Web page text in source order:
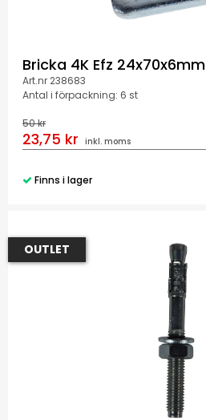
Bricka 4K Efz 24x70x6mm
Art.nr 238683
Antal i förpackning: 6 st
50 kr
23,75 kr inkl. moms
Finns i lager
OUTLET